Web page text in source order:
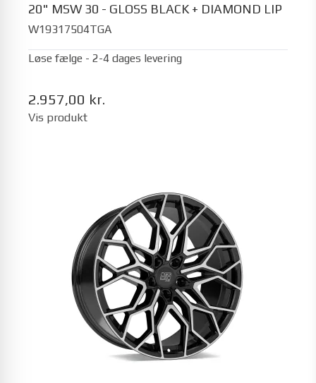
20" MSW 30 - GLOSS BLACK + DIAMOND LIP
W19317504TGA
Løse fælge - 2-4 dages levering
2.957,00 kr.
Vis produkt